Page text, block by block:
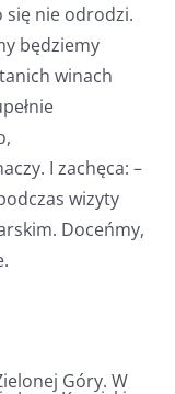
się nie odrodzi.
będziemy
winach
I zachęca: –
wizyty
Doceńmy,